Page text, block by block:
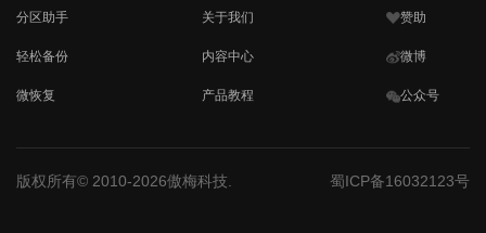
分区助手
轻松备份
微恢复
关于我们
内容中心
产品教程
赞助
微博
公众号
版权所有© 2010-2026傲梅科技. 蜀ICP备16032123号